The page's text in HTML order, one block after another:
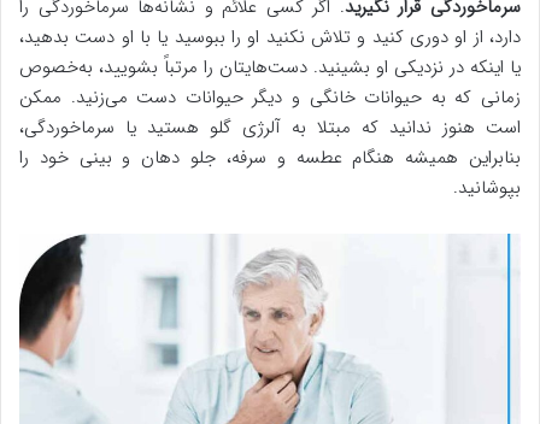
سرماخوردگی قرار نگیرید. اگر کسی علائم و نشانه‌ها سرماخوردگی را
دارد، از او دوری کنید و تلاش نکنید او را ببوسید یا با او دست بدهید،
یا اینکه در نزدیکی او بشینید. دست‌هایتان را مرتباً بشویید، به‌خصوص
زمانی که به حیوانات خانگی و دیگر حیوانات دست می‌زنید. ممکن
است هنوز ندانید که مبتلا به آلرژی گلو هستید یا سرماخوردگی،
بنابراین همیشه هنگام عطسه و سرفه، جلو دهان و بینی خود را
بپوشانید.